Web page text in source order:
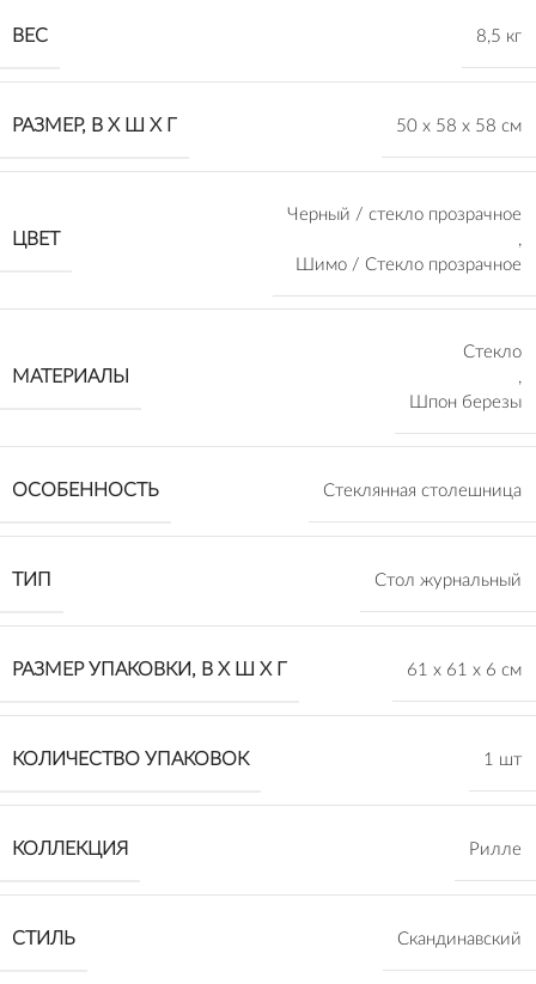
ВЕС 8,5 кг
РАЗМЕР, В Х Ш Х Г 50 х 58 х 58 см
ЦВЕТ
Черный / стекло прозрачное
,
Шимо / Стекло прозрачное
МАТЕРИАЛЫ
Стекло
,
Шпон березы
ОСОБЕННОСТЬ Стеклянная столешница
ТИП Стол журнальный
РАЗМЕР УПАКОВКИ, В Х Ш Х Г 61 х 61 х 6 см
КОЛИЧЕСТВО УПАКОВОК 1 шт
КОЛЛЕКЦИЯ Рилле
СТИЛЬ Скандинавский